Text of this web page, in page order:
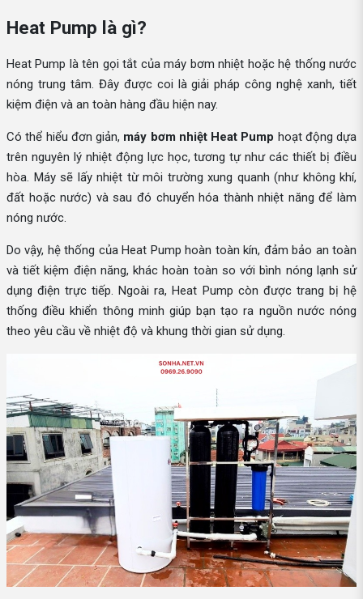
Heat Pump là gì?
Heat Pump là tên gọi tắt của máy bơm nhiệt hoặc hệ thống nước
nóng trung tâm. Đây được coi là giải pháp công nghệ xanh, tiết
kiệm điện và an toàn hàng đầu hiện nay.
Có thể hiểu đơn giản, máy bơm nhiệt Heat Pump hoạt động dựa
trên nguyên lý nhiệt động lực học, tương tự như các thiết bị điều
hòa. Máy sẽ lấy nhiệt từ môi trường xung quanh (như không khí,
đất hoặc nước) và sau đó chuyển hóa thành nhiệt năng để làm
nóng nước.
Do vậy, hệ thống của Heat Pump hoàn toàn kín, đảm bảo an toàn
và tiết kiệm điện năng, khác hoàn toàn so với bình nóng lạnh sử
dụng điện trực tiếp. Ngoài ra, Heat Pump còn được trang bị hệ
thống điều khiển thông minh giúp bạn tạo ra nguồn nước nóng
theo yêu cầu về nhiệt độ và khung thời gian sử dụng.